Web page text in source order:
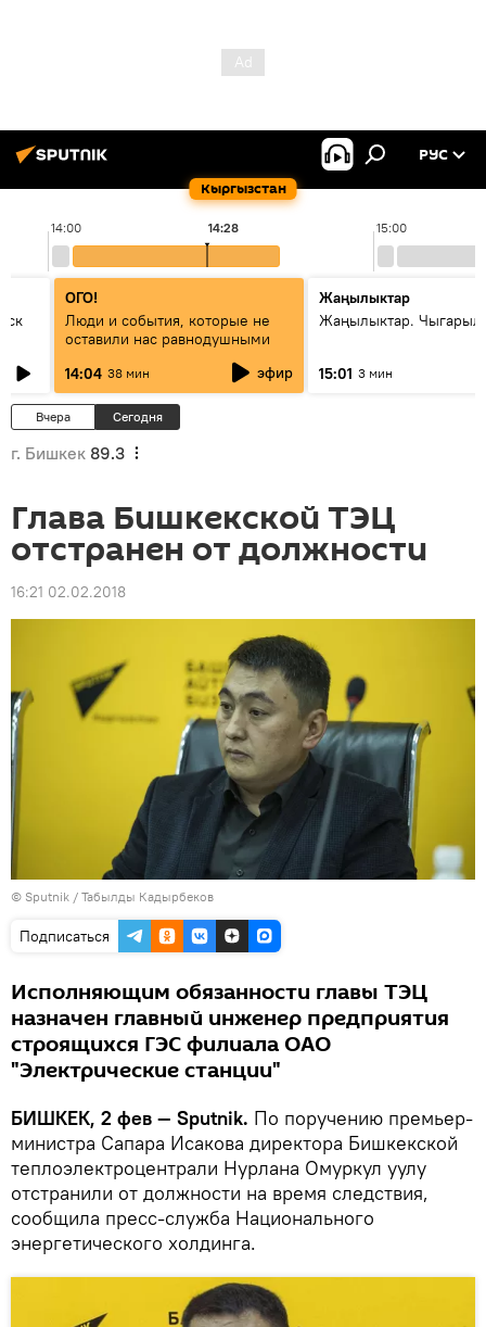
Кыргызстан
РУС
14:00 15:00
14:28
ОГО!
Люди и события, которые не
оставили нас равнодушными
14:04 38 мин эфир
Жаңылыктар
Жаңылыктар.
15:01 3 мин
Вчера Сегодня
г. Бишкек 89.3
Глава Бишкекской ТЭЦ
отстранен от должности
16:21 02.02.2018
© Sputnik / Табылды Кадырбеков
Подписаться
Исполняющим обязанности главы ТЭЦ
назначен главный инженер предприятия
строящихся ГЭС филиала ОАО
"Электрические станции"
БИШКЕК, 2 фев — Sputnik. По поручению премьер-
министра Сапара Исакова директора Бишкекской
теплоэлектроцентрали Нурлана Омуркул уулу
отстранили от должности на время следствия,
сообщила пресс-служба Национального
энергетического холдинга.